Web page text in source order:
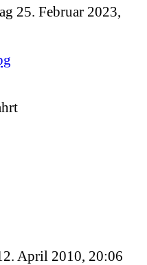
25. Februar 2023,
April 2010, 20:06